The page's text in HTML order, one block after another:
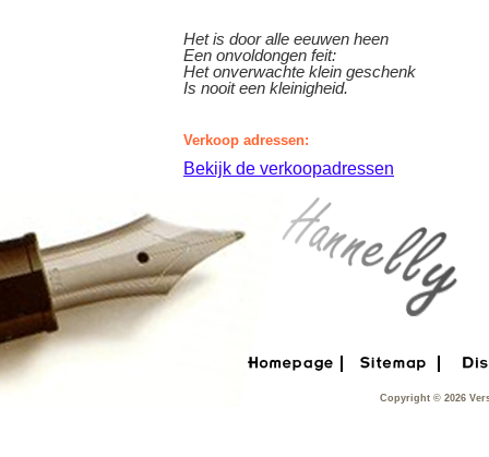
Het is door alle eeuwen heen
Een onvoldongen feit:
Het onverwachte klein geschenk
Is nooit een kleinigheid.
Verkoop adressen:
Bekijk de verkoopadressen
Copyright © 2026